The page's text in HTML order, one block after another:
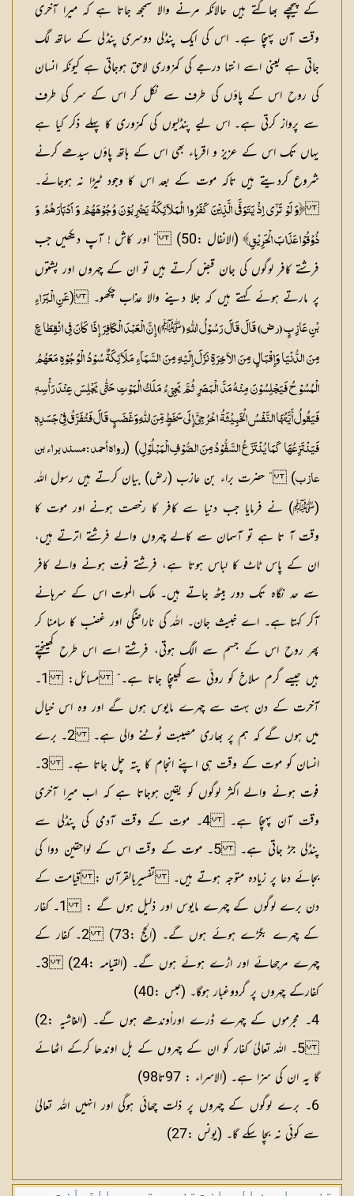
کے پیچھے بھاگتے ہیں حالانکہ مرنے والا سمجھ جاتا ہے کہ میرا آخری
وقت آن پہنچا ہے۔ اس کی ایک پنڈلی دوسری پنڈلی کے ساتھ لگ
جاتی ہے یعنی اسے انتہا درجے کی کمزوری لاحق ہوجاتی ہے کیونکہ انسان
کی روح اس کے پاؤں کی طرف سے نکل کر اس کے سر کی طرف
سے پرواز کرتی ہے۔ اس لیے پنڈلیوں کی کمزوری کا پہلے ذکر کیا ہے
یہاں تک اس کے عزیز و اقرباء بھی اس کے ہاتھ پاؤں سیدھے کرنے
شروع کردیتے ہیں تاکہ موت کے بعد اس کا وجود ٹیڑا نہ ہوجائے۔
﴿وَ لَوْ تَرٰٓی اِذْ یَتَوَفَّی الَّذِیْنَ کَفَرُوا الْمَلآئِکَۃُ یَضْرِبُوْنَ وُجُوْہَہُمْ وَ اَدْبَارَہُمْ وَ
ذُوْقُوْا عَذَابَ الْحَرِیْقِ﴾
(الانفال :50) ” اور کاش ! آپ دیکھیں جب
فرشتے کافر لوگوں کی جان قبض کرتے ہیں تو ان کے چہروں اور پشتوں
پر مارتے ہوئے کہتے ہیں کہ جلا دینے والا عذاب چکھو۔ (عَنِ الْبَرَاءِ
بْنِ عَازِبٍ (رض) قَالَ قَالَ رَسُوْلُ اللّٰہِ (ﷺ) إِنَّ الْعَبْدَ الْکَافِرَ إِذَا کَانَ فِی انْقِطَاعٍ
مِنَ الدُّنْیَا وَإِقْبَالٍ مِنَ الآخِرَۃِ نَزَلَ إِلَیْہِ مِنَ السَّمَآءِ مَلَآئِکَۃٌ سُوْدُ الْوُجُوْہِ مَعَہُمُ
الْمُسُوْحُ فَیَجْلِسُوْنَ مِنْہُ مَدَّ الْبَصَرِ ثُمَّ یَجِیْءُ مَلَکُ الْمَوْتِ حَتّٰی یَجْلِسَ عِنْدَ رَأْسِہٖ
فَیَقُولُ أَیَّتُہَا النَّفْسُ الْخَبِیْثَۃُ اخْرُجِیْٓ إِلَی سَخَطٍ مِّنَ اللّٰہِ وَغَضَبٍ قَالَ فَتُفَرَّقُ فِیْ جَسَدِہٖ
فَیَنْتَزِعُہَا کَمَا یُنْتَزَعُ السَّفُّوْدُ مِنَ الصُّوْفِ الْمَبْلُوْلِ) (رواہ أحمد : مسند براء بن
عازب) ” حضرت براء بن عازب (رض) بیان کرتے ہیں رسول اللہ
(ﷺ) نے فرمایا جب دنیا سے کافر کا رخصت ہونے اور موت کا
وقت آ تا ہے تو آسمان سے کالے چہروں والے فرشتے اترتے ہیں،
ان کے پاس ٹاٹ کا لباس ہوتا ہے، فرشتے فوت ہونے والے کافر
سے حد نگاہ تک دور بیٹھ جاتے ہیں۔ ملک الموت اس کے سرہانے
آکر کہتا ہے۔ اے خبیث جان۔ اللہ کی ناراضگی اور غضب کا سامنا کر
پھر روح اس کے جسم سے الگ ہوتی، فرشتے اسے اس طرح کھینچتے
ہیں جیسے گرم سلاخ کو روئی سے کھینچا جاتا ہے۔“مسائل:
1۔
آخرت کے دن بہت سے چہرے مایوس ہوں گے اور وہ اس خیال
میں ہوں گے کہ ہم پر بھاری مصیبت ٹوٹنے والی ہے۔ 2۔ برے
انسان کو موت کے وقت ہی اپنے انجام کا پتہ چل جاتا ہے۔ 3۔
فوت ہونے والے اکثر لوگوں کو یقین ہوجاتا ہے کہ اب میرا آخری
وقت آن پہنچا ہے۔ 4۔ موت کے وقت آدمی کی پنڈلی سے
پنڈلی جڑ جاتی ہے۔ 5۔ موت کے وقت اس کے لواحقین دوا کی
بجائے دعا پر زیادہ متوجہ ہوتے ہیں۔تفسیربالقرآن : قیامت کے
دن برے لوگوں کے چہرے مایوس اور ذلیل ہوں گے :
1۔ کفار
کے چہرے بگڑے ہوئے ہوں گے۔ (الحج :73) 2۔ کفار کے
چہرے مرجھائے اور اڑے ہوئے ہوں گے۔ (القیامہ :24) 3۔
کفارکے چہروں پر گردوغبار ہوگا۔ (عبس :40)
4۔ مجرموں کے چہرے ڈرے اوراُوندھے ہوں گے۔ (الغاشیہ :2)
5۔ اللہ تعالیٰ کفار کو ان کے چہروں کے بل اوندھا کرکے اٹھائے
گا یہ ان کی سزا ہے۔ (الاسراء : 97تا98)
6۔ برے لوگوں کے چہروں پر ذلت چھائی ہوگی اور انہیں اللہ تعالیٰ
سے کوئی نہ بچا سکے گا۔ (یونس :27)